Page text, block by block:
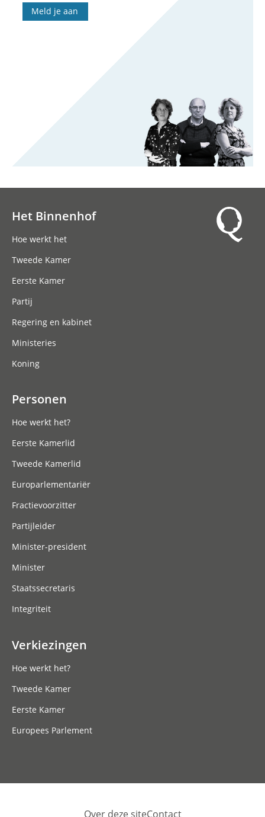
Meld je aan
Het Binnenhof
Hoe werkt het
Tweede Kamer
Eerste Kamer
Partij
Regering en kabinet
Ministeries
Koning
Personen
Hoe werkt het?
Eerste Kamerlid
Tweede Kamerlid
Europarlementariër
Fractievoorzitter
Partijleider
Minister-president
Minister
Staatssecretaris
Integriteit
Verkiezingen
Hoe werkt het?
Tweede Kamer
Eerste Kamer
Europees Parlement
Over deze siteContact